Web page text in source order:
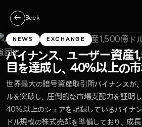
← Back
NEWS EXCHANGE
バイナンス、ユーザー資産
目を達成し、40%以上の
世界最大の暗号資産取引所バイナンスが
ルを突破し、圧倒的な市場支配力を証明
40%以上のシェアを記録しているバイナ
ドル規模の株式売却を準備しており、成長